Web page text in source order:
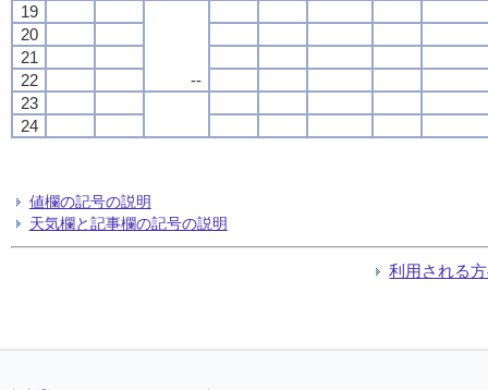
19
--
20
21
22
23
24
値欄の記号の説明
天気欄と記事欄の記号の説明
利用される